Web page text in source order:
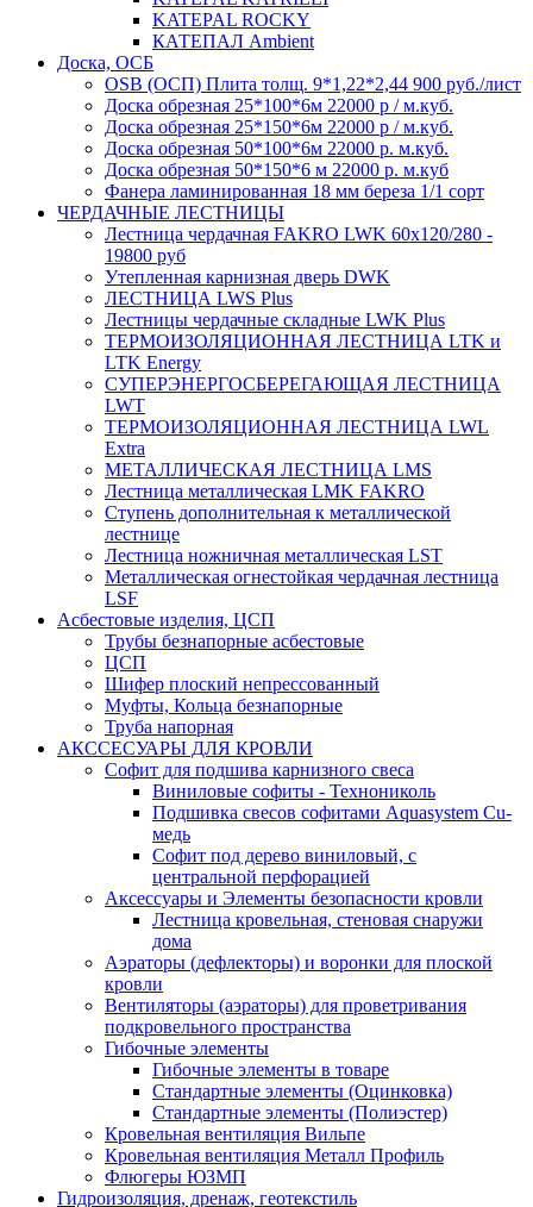
KATEPAL ROCKY
КАТЕПАЛ Ambient
Доска, ОСБ
OSB (ОСП) Плита толщ. 9*1,22*2,44 900 руб./лист
Доска обрезная 25*100*6м 22000 р / м.куб.
Доска обрезная 25*150*6м 22000 р / м.куб.
Доска обрезная 50*100*6м 22000 р. м.куб.
Доска обрезная 50*150*6 м 22000 р. м.куб
Фанера ламинированная 18 мм береза 1/1 сорт
ЧЕРДАЧНЫЕ ЛЕСТНИЦЫ
Лестница чердачная FAKRO LWK 60х120/280 -
19800 руб
Утепленная карнизная дверь DWK
ЛЕСТНИЦА LWS Plus
Лестницы чердачные складные LWK Plus
ТЕРМОИЗОЛЯЦИОННАЯ ЛЕСТНИЦА LTK и
LTK Energy
СУПЕРЭНЕРГОСБЕРЕГАЮЩАЯ ЛЕСТНИЦА
LWT
ТЕРМОИЗОЛЯЦИОННАЯ ЛЕСТНИЦА LWL
Extra
МЕТАЛЛИЧЕСКАЯ ЛЕСТНИЦА LMS
Лестница металлическая LMK FAKRO
Ступень дополнительная к металлической
лестнице
Лестница ножничная металлическая LST
Металлическая огнестойкая чердачная лестница
LSF
Асбестовые изделия, ЦСП
Трубы безнапорные асбестовые
ЦСП
Шифер плоский непрессованный
Муфты, Кольца безнапорные
Труба напорная
АКССЕСУАРЫ ДЛЯ КРОВЛИ
Софит для подшива карнизного свеса
Виниловые софиты - Технониколь
Подшивка свесов софитами Aquasystem Cu-
медь
Софит под дерево виниловый, с
центральной перфорацией
Аксессуары и Элементы безопасности кровли
Лестница кровельная, стеновая снаружи
дома
Аэраторы (дефлекторы) и воронки для плоской
кровли
Вентиляторы (аэраторы) для проветривания
подкровельного пространства
Гибочные элементы
Гибочные элементы в товаре
Стандартные элементы (Оцинковка)
Стандартные элементы (Полиэстер)
Кровельная вентиляция Вильпе
Кровельная вентиляция Металл Профиль
Флюгеры ЮЗМП
Гидроизоляция, дренаж, геотекстиль